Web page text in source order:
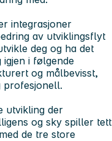
integrasjoner
av utviklingsflyt
deg og ha det
i følgende
og målbevisst,
profesjonell.
utvikling der
og sky spiller tett
de tre store